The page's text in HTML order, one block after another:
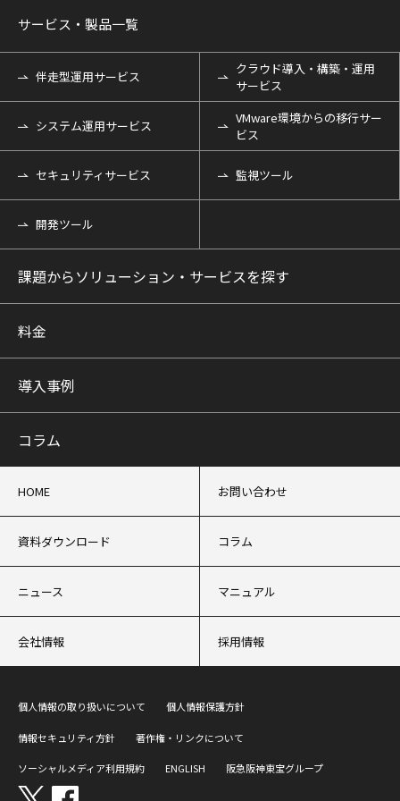
サービス・製品一覧
伴走型運用サービス
クラウド導入・構築・運用
サービス
システム運用サービス
VMware環境からの移行サー
ビス
セキュリティサービス 監視ツール
開発ツール
課題からソリューション・サービスを探す
料金
導入事例
コラム
HOME お問い合わせ
資料ダウンロード コラム
ニュース マニュアル
会社情報 採用情報
個人情報の取り扱いについて 個人情報保護方針
情報セキュリティ方針 著作権・リンクについて
ソーシャルメディア利用規約 ENGLISH 阪急阪神東宝グループ